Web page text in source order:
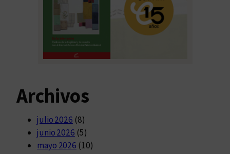
Archivos
julio 2026 (8)
junio 2026 (5)
mayo 2026 (10)